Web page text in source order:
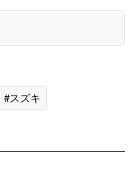
#スズキ